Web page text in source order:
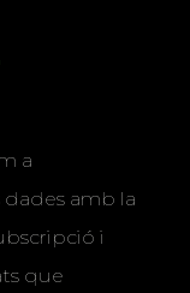
a
dades amb la
i
que